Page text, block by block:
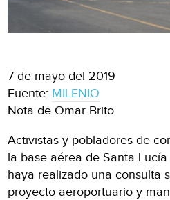
7 de mayo del 2019
Fuente: MILENIO
Nota de Omar Brito
Activistas y pobladores de
la base aérea de Santa
haya realizado una consulta
proyecto aeroportuario y